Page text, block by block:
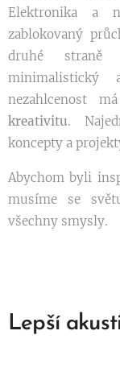
Elektronika a
zablokovaný
druhé straně
nezahlcenost
kreativitu.
koncepty a
Abychom byli
musíme se
všechny smysly.
Lepší